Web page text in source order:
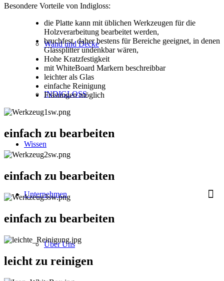
Wand und Decke
INDIGLOSS
Wissen
Unternehmen
Über Uns
Besondere Vorteile von Indigloss:
die Platte kann mit üblichen Werkzeugen für die
Holzverarbeitung bearbeitet werden,
bruchfest, daher bestens für Bereiche geeignet, in denen
Glassplitter undenkbar wären,
Hohe Kratzfestigkeit
mit WhiteBoard Markern beschreibbar
leichter als Glas
einfache Reinigung
Fräsungen möglich
einfach zu bearbeiten
einfach zu bearbeiten
einfach zu bearbeiten
leicht zu reinigen